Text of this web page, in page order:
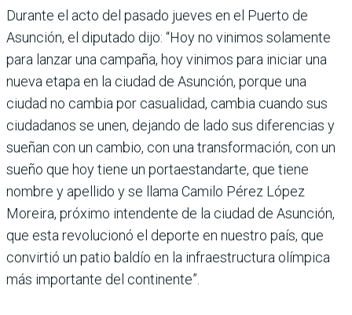
Durante el acto del pasado jueves en el Puerto de
Asunción, el diputado dijo: “Hoy no vinimos solamente
para lanzar una cam­paña, hoy vinimos para iniciar una
nueva etapa en la ciudad de Asunción, porque una
ciudad no cambia por casualidad, cambia cuando sus
ciudadanos se unen, dejando de lado sus diferencias y
sueñan con un cambio, con una transformación, con un
sueño que hoy tiene un portaestandarte, que tiene
nombre y apellido y se llama Camilo Pérez López
Moreira, próximo intendente de la ciudad de Asunción,
que esta revolucionó el deporte en nuestro país, que
convirtió un patio baldío en la infraestructura olímpica
más importante del continente”.